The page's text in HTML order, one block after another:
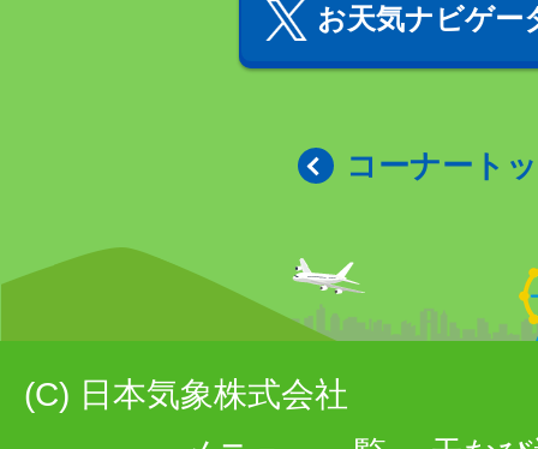
お天気ナビゲー
コーナート
(C) 日本気象株式会社